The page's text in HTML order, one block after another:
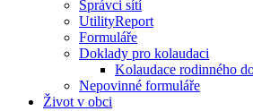
Správci sítí
UtilityReport
Formuláře
Doklady pro kolaudaci
Kolaudace rodinného
Nepovinné formuláře
Život v obci